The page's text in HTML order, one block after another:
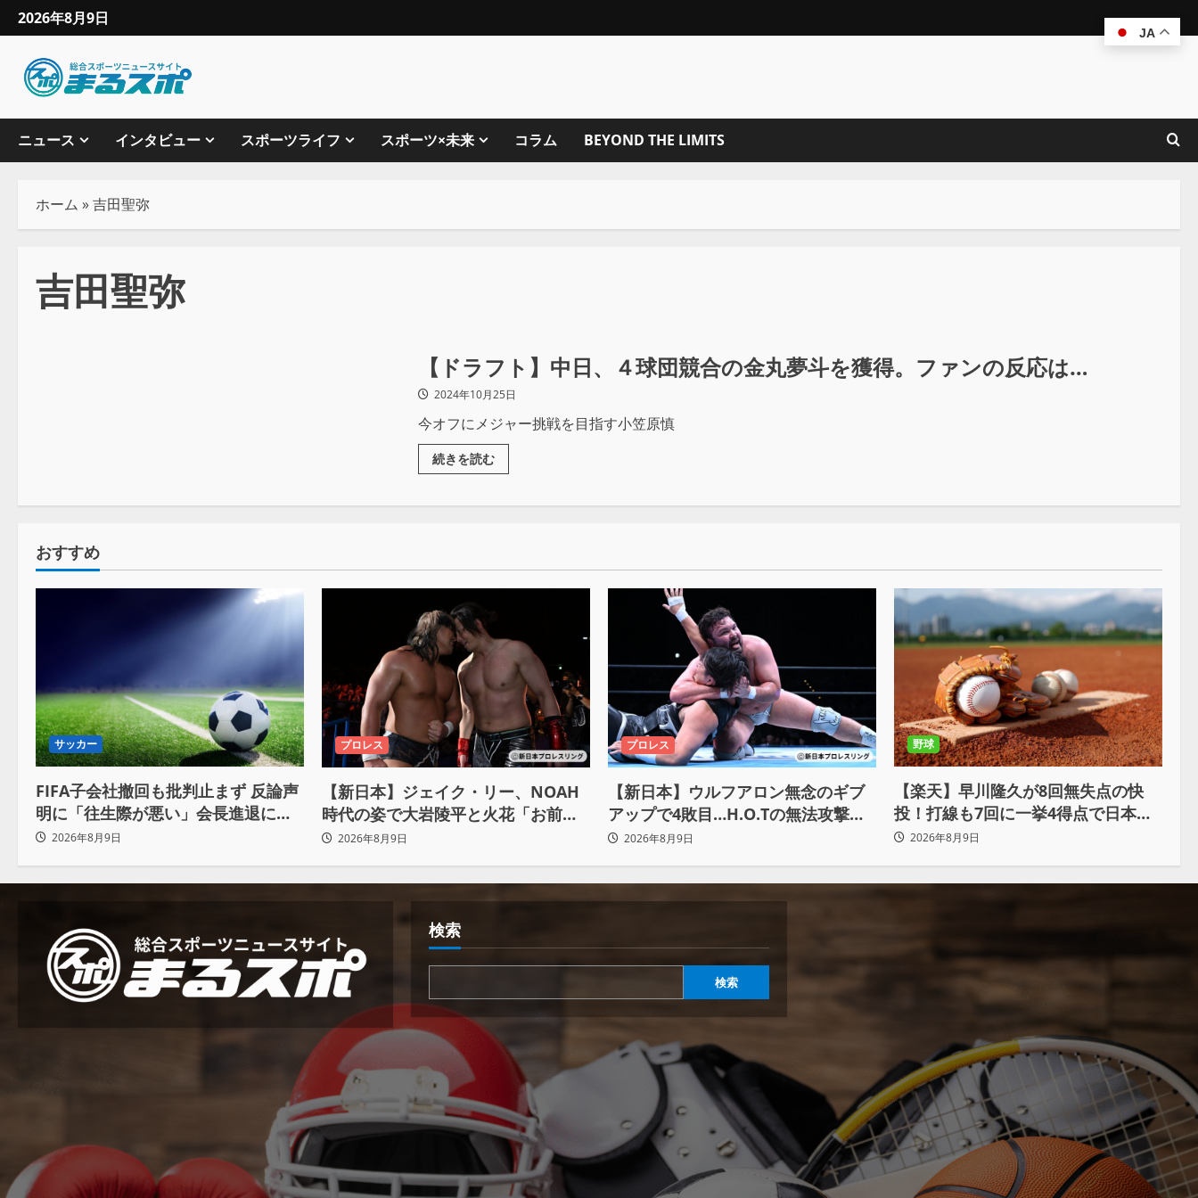
2026年8月9日
ニュース インタビュー スポーツライフ スポーツ×未来 コラム BEYOND THE LIMITS
ホーム »吉田聖弥
吉田聖弥
【ドラフト】中日、４球団競合の金丸夢斗を獲得。ファンの反応は…
2024年10月25日
今オフにメジャー挑戦を目指す小笠原慎
続きを読む
おすすめ
サッカー
FIFA子会社撤回も批判止まず 反論声
明に「往生際が悪い」会長進退に注
目 2026年8月9日
プロレス
【新日本】ジェイク・リー、NOAH
時代の姿で大岩陵平と火花「お前の
おかげで、忘れてたもの思い出した
2026年8月9日
プロレス
【新日本】ウルフアロン無念のギブ
アップで4敗目…H.O.Tの無法攻撃に
屈す「まだまだ俺自身の力はこんな
2026年8月9日
野球
【楽天】早川隆久が8回無失点の快
投！打線も7回に一挙4得点で日本ハ
ムを完封
2026年8月9日
検索
検索
JA